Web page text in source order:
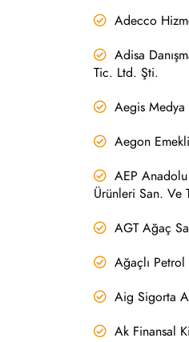
Adecco
Adisa
Tic. Ltd. Şti.
Aegis
Aegon
AEP Anadolu
Ürünleri San. Ve
AGT Ağaç
Ağaçlı
Aig Sigorta
Ak Finansal